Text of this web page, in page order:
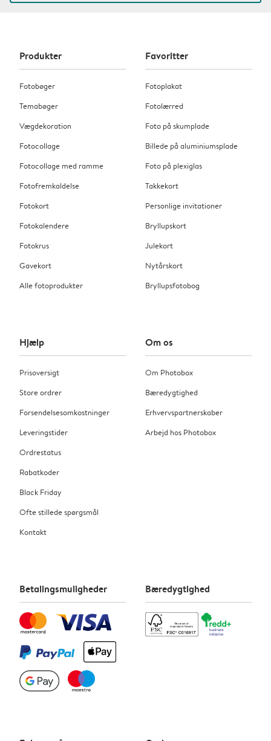
Produkter
Fotobøger
Temabøger
Vægdekoration
Fotocollage
Fotocollage med ramme
Fotofremkaldelse
Fotokort
Fotokalendere
Fotokrus
Gavekort
Alle fotoprodukter
Favoritter
Fotoplakat
Fotolærred
Foto på skumplade
Billede på aluminiumsplade
Foto på plexiglas
Takkekort
Personlige invitationer
Bryllupskort
Julekort
Nytårskort
Bryllupsfotobog
Hjælp
Prisoversigt
Store ordrer
Forsendelsesomkostninger
Leveringstider
Ordrestatus
Rabatkoder
Black Friday
Ofte stillede spørgsmål
Kontakt
Om os
Om Photobox
Bæredygtighed
Erhvervspartnerskaber
Arbejd hos Photobox
Betalingsmuligheder Bæredygtighed